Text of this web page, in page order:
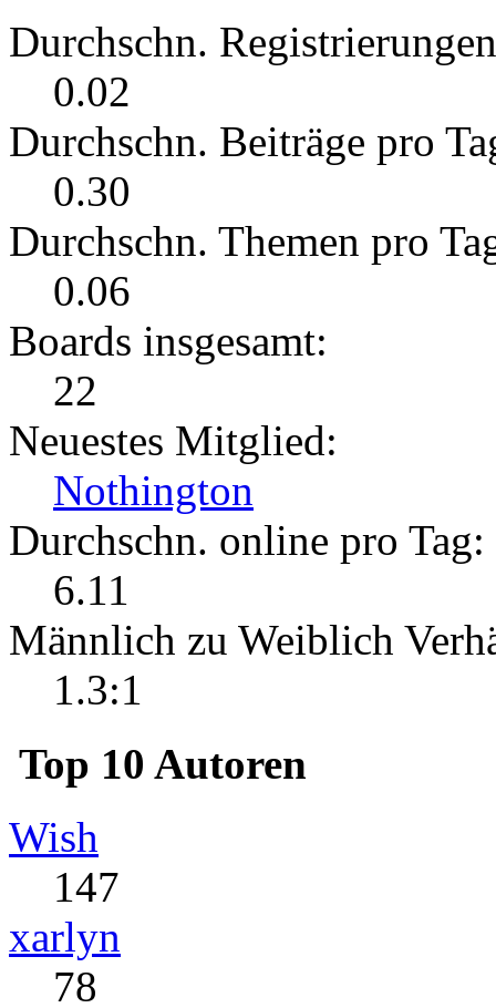
Durchschn.
0.02
Durchschn. Beiträge pro
0.30
Durchschn. Themen pro
0.06
Boards insgesamt:
22
Neuestes Mitglied:
Nothington
Durchschn. online pro Tag:
6.11
Männlich zu Weiblich
1.3:1
Top 10 Autoren
Wish
147
xarlyn
78